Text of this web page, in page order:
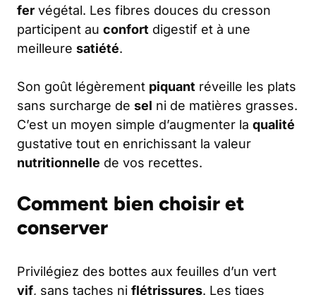
fer végétal. Les fibres douces du cresson
participent au confort digestif et à une
meilleure satiété.
Son goût légèrement piquant réveille les plats
sans surcharge de sel ni de matières grasses.
C’est un moyen simple d’augmenter la qualité
gustative tout en enrichissant la valeur
nutritionnelle de vos recettes.
Comment bien choisir et
conserver
Privilégiez des bottes aux feuilles d’un vert
vif, sans taches ni flétrissures. Les tiges